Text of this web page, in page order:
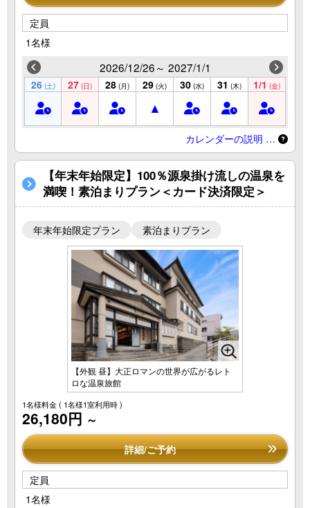
定員
1名様
2026/12/26～ 2027/1/1
26 (土) 27 (日) 28 (月) 29 (火) 30 (水) 31 (木) 1/1 (金)
カレンダーの説明 …
【年末年始限定】100％源泉掛け流しの温泉を
満喫！素泊まりプラン＜カード決済限定＞
年末年始限定プラン 素泊まりプラン
【外観 昼】大正ロマンの世界が広がるレト
ロな温泉旅館
1名様料金( 1名様1室利用時 )
26,180円 ～
詳細/ご予約
定員
1名様